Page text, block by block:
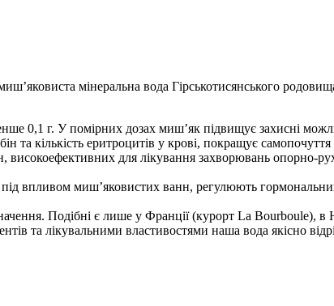
мінеральна вода Гірськотисянського
0,1 г. У помірних дозах миш’як підвищує захисні
та кількість еритроцитів у крові, покращує самопочуття
високоефективних для лікування захворювань опорно-
впливом миш’яковистих ванн, регулюють
Подібні є лише у Франції (курорт La Bourboule),
та лікувальними властивостями наша вода якісно